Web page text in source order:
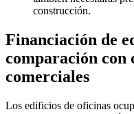
construcción.
Financiación de
comparación con
comerciales
Los edificios de oficinas